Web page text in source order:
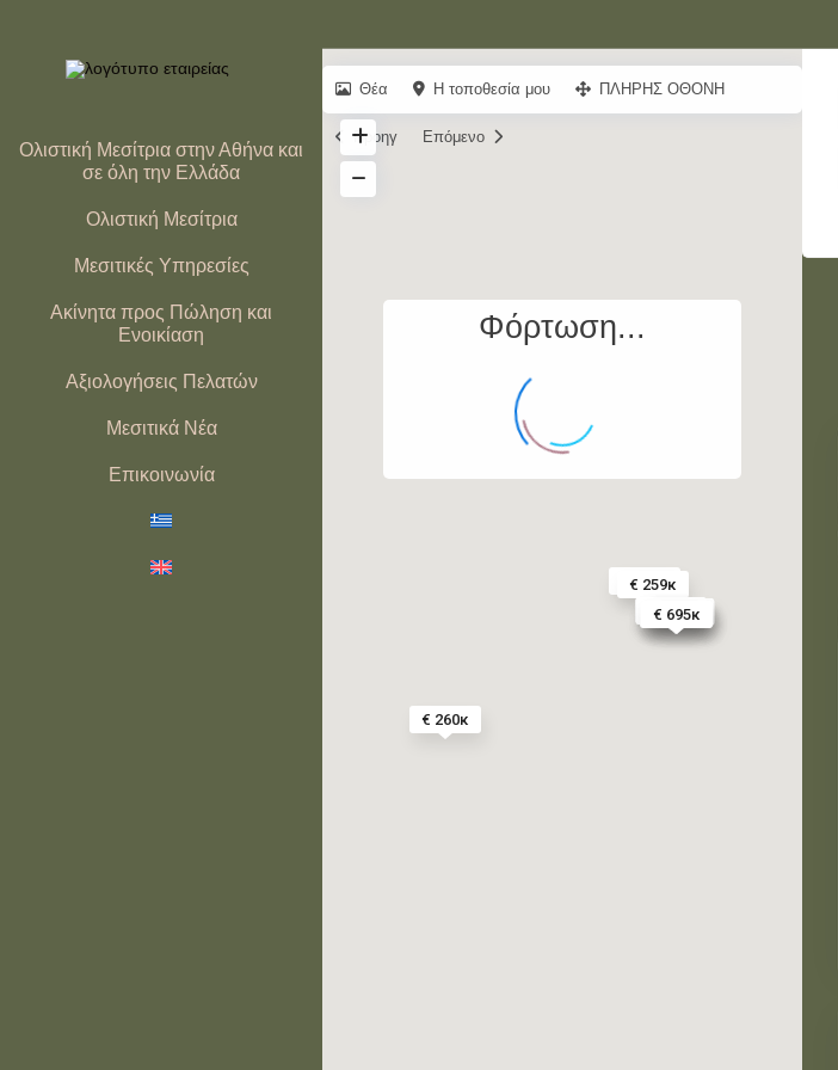
Ολιστική Μεσίτρια στην Αθήνα και
σε όλη την Ελλάδα
Ολιστική Μεσίτρια
Μεσιτικές Υπηρεσίες
Ακίνητα προς Πώληση και
Ενοικίαση
Αξιολογήσεις Πελατών
Μεσιτικά Νέα
Επικοινωνία
€ 2450
€ 260κ
€ 330κ
€ 400κ
€ 259κ
€ 2150
€ 285κ
€ 3500
€ 1300
€ 3250
€ 525κ
€ 695κ
Φόρτωση...
Θέα Η τοποθεσία μου ΠΛΗΡΗΣ ΟΘΟΝΗ
Προηγ Επόμενο